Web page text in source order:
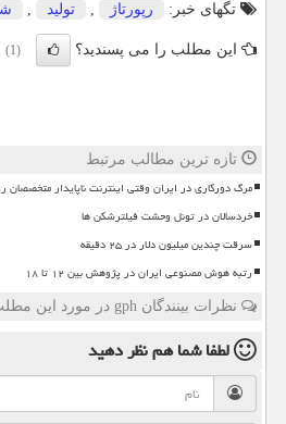
تگهای خبر:
رپورتاژ , تولید ,
این مطلب را می پسندید؟ (1)
تازه ترین مطالب مرتبط
مرگ دورکاری در ایران وقتی اینترنت ناپایدار متخصصان
خردسالان در تونل وحشت فیلترشکن ها
سرقت چندین میلیون دلار در ۲۵ دقیقه
رتبه هوش مصنوعی ایران در پژوهش بین ۱۲ تا ۱۸
نظرات بینندگان gph در مورد این مطلب
لطفا شما همنظر دهید